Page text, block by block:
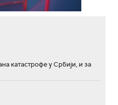
катастрофе у Србији, и за